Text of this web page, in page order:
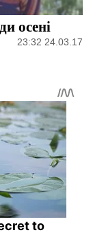
осені
23:32 24.03.17
to